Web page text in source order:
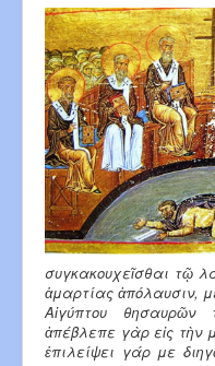
συγκακουχεῖσθαι τῷ
ἁμαρτίας ἀπόλαυσιν,
Αἰγύπτου θησαυρῶν
ἀπέβλεπε γὰρ εἰς τὴν
ἐπιλείψει γάρ με